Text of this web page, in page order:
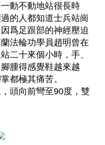
動不動地站很長時
的人都知道士兵站崗
爲足跟部的神經壓迫
法輪功學員趙明曾在
二十來個小時，手、
腫得感覺鞋越來越
都極其痛苦。
頭向前彎至90度，雙